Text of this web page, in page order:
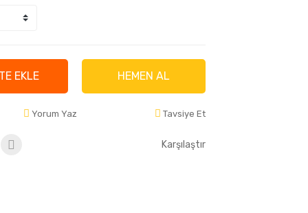
EKLE HEMEN AL
Yorum Yaz Tavsiye Et
Karşılaştır